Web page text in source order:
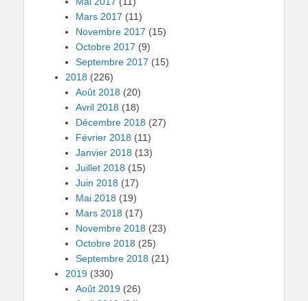
Mars 2017 (11)
Novembre 2017 (15)
Octobre 2017 (9)
Septembre 2017 (15)
2018 (226)
Août 2018 (20)
Avril 2018 (18)
Décembre 2018 (27)
Février 2018 (11)
Janvier 2018 (13)
Juillet 2018 (15)
Juin 2018 (17)
Mai 2018 (19)
Mars 2018 (17)
Novembre 2018 (23)
Octobre 2018 (25)
Septembre 2018 (21)
2019 (330)
Août 2019 (26)